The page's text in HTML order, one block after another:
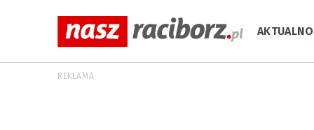
REKLAMA